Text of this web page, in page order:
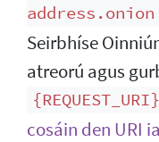
address.onion
Seirbhíse
atreorú agus
{REQUEST_URI}
cosáin den URI